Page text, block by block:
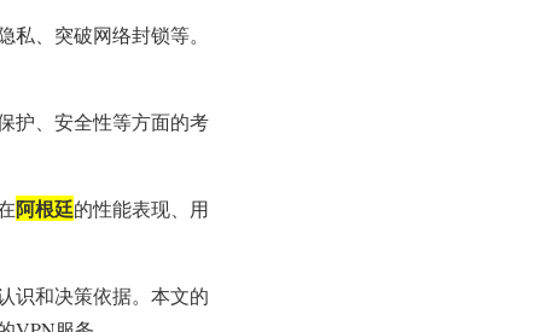
、突破网络封锁等。
护、安全性等方面的考
阿根廷的性能表现、用
识和决策依据。本文的